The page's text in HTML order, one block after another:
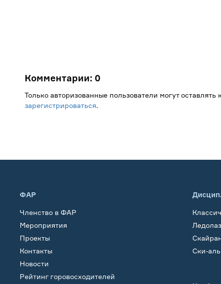
Комментарии: 0
Только авторизованные пользователи могут
зарегистрироваться.
ФАР
Членство в ФАР
Мероприятия
Проекты
Контакты
Новости
Рейтинг горовосходителей
Ски-